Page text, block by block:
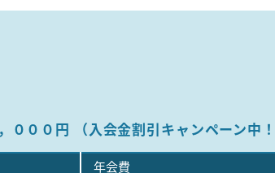
００円 （入会金割引キャンペーン中！
年会費